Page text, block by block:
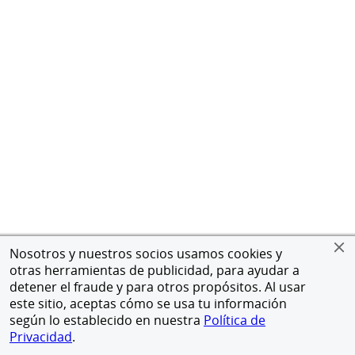
Nosotros y nuestros socios usamos cookies y
otras herramientas de publicidad, para ayudar a
detener el fraude y para otros propósitos. Al usar
este sitio, aceptas cómo se usa tu información
según lo establecido en nuestra Política de
Privacidad.